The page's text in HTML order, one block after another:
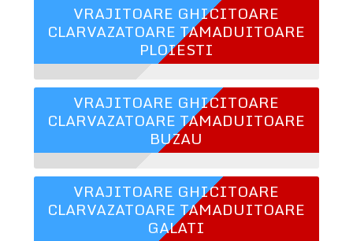
VRAJITOARE GHICITOARE
CLARVAZATOARE TAMADUITOARE
PLOIESTI
VRAJITOARE GHICITOARE
CLARVAZATOARE TAMADUITOARE
BUZAU
VRAJITOARE GHICITOARE
CLARVAZATOARE TAMADUITOARE
GALATI